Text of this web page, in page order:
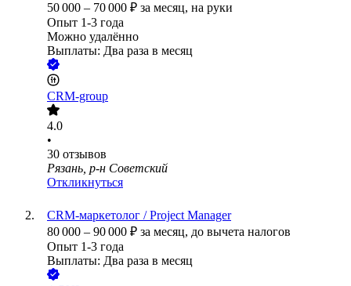
50 000 – 70 000 ₽ за месяц, на руки
Опыт 1-3 года
Можно удалённо
Выплаты: Два раза в месяц
CRM-group
4.0
•
30 отзывов
Рязань, р-н Советский
Откликнуться
CRM-маркетолог / Project Manager
80 000 – 90 000 ₽ за месяц, до вычета налогов
Опыт 1-3 года
Выплаты: Два раза в месяц